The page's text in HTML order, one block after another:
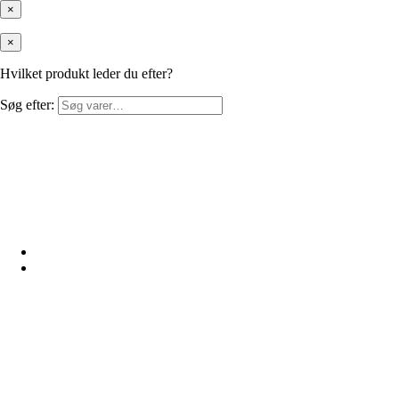
×
×
Hvilket produkt leder du efter?
Søg efter: